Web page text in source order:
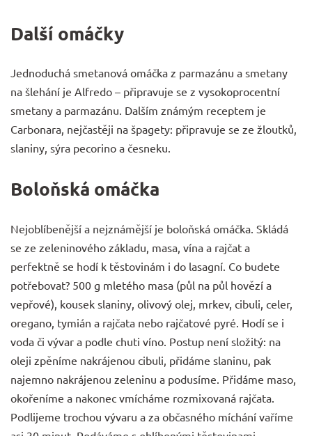
Další omáčky
Jednoduchá smetanová omáčka z parmazánu a smetany
na šlehání je Alfredo – připravuje se z vysokoprocentní
smetany a parmazánu. Dalším známým receptem je
Carbonara, nejčastěji na špagety: připravuje se ze žloutků,
slaniny, sýra pecorino a česneku.
Boloňská omáčka
Nejoblíbenější a nejznámější je boloňská omáčka. Skládá
se ze zeleninového základu, masa, vína a rajčat a
perfektně se hodí k těstovinám i do lasagní. Co budete
potřebovat? 500 g mletého masa (půl na půl hovězí a
vepřové), kousek slaniny, olivový olej, mrkev, cibuli, celer,
oregano, tymián a rajčata nebo rajčatové pyré. Hodí se i
voda či vývar a podle chuti víno. Postup není složitý: na
oleji zpěníme nakrájenou cibuli, přidáme slaninu, pak
najemno nakrájenou zeleninu a podusíme. Přidáme maso,
okořeníme a nakonec vmícháme rozmixovaná rajčata.
Podlijeme trochou vývaru a za občasného míchání vaříme